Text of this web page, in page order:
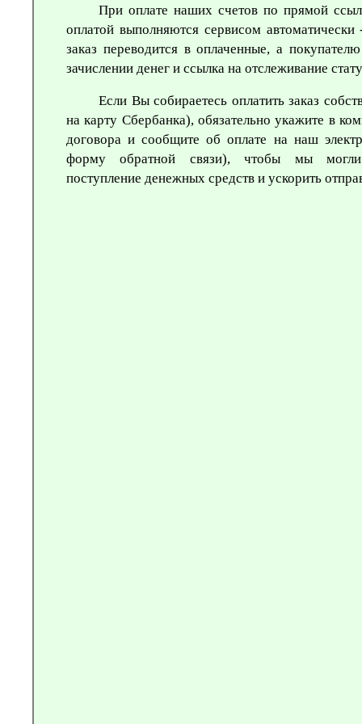
При оплате наших счетов по прямой
оплатой выполняются сервисом
заказ переводится в оплаченные, а
зачислении денег и ссылка на отслеживание
Если Вы собираетесь оплатить заказ
на карту Сбербанка), обязательно укажите в
договора и сообщите об оплате на наш
форму обратной связи), чтобы мы могли
поступление денежных средств и ускорить